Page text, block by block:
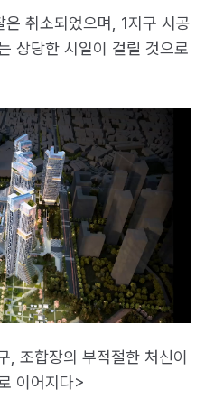
취소되었으며, 1지구 시공
상당한 시일이 걸릴 것으로
, 조합장의 부적절한 처신이
이어지다>